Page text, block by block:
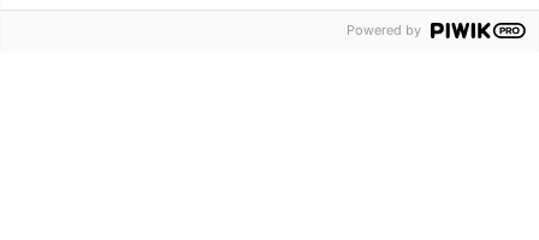
Menu
Powered by